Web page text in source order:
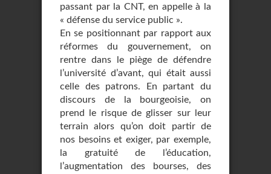
passant par la CNT, en appelle à la
« défense du service public ».
En se positionnant par rapport aux
réformes du gouvernement, on
rentre dans le piège de défendre
l’université d’avant, qui était aussi
celle des patrons. En partant du
discours de la bourgeoisie, on
prend le risque de glisser sur leur
terrain alors qu’on doit partir de
nos besoins et exiger, par exemple,
la gratuité de l’éducation,
l’augmentation des bourses, des